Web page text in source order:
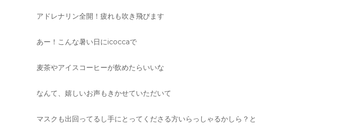
アドレナリン全開！疲れも吹き飛びます
あー！こんな暑い日にicoccaで
麦茶やアイスコーヒーが飲めたらいいな
なんて、嬉しいお声もきかせていただいて
マスクも出回ってるし手にとってくださる方いらっしゃるかしら？と